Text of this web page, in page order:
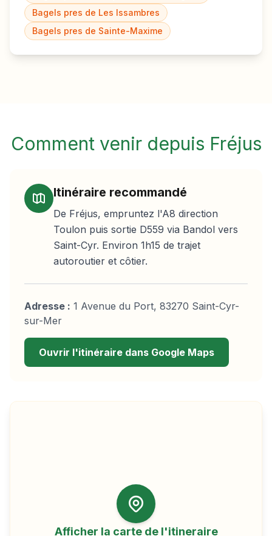
Bagels pres de Les Issambres
Bagels pres de Sainte-Maxime
Comment venir depuis Fréjus
Itinéraire recommandé
De Fréjus, empruntez l'A8 direction
Toulon puis sortie D559 via Bandol vers
Saint-Cyr. Environ 1h15 de trajet
autoroutier et côtier.
Adresse : 1 Avenue du Port, 83270 Saint-Cyr-
sur-Mer
Ouvrir l'itinéraire dans Google Maps
Afficher la carte de l'itineraire